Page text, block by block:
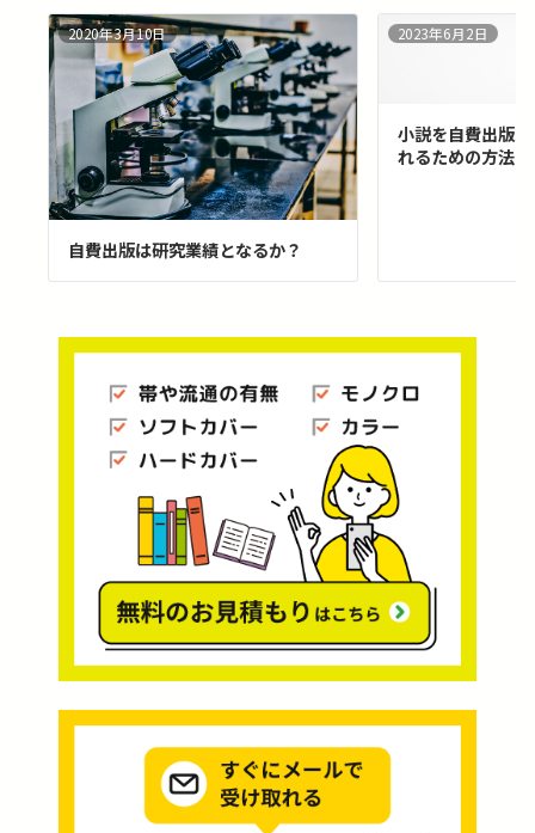
2020年3月10日
自費出版は研究業績となるか？
2023年6月2日
小説を自費出版
れるための方法